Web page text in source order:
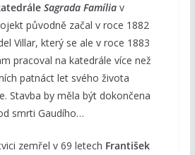
Sagrada Famíliav
původně začal v roce 1882
Villar, který se ale v roce 1883
pracoval na katedrále více než
patnáct let svého života
Stavba by měla být dokončena
smrti Gaudího…
zemřel v 69 letech František